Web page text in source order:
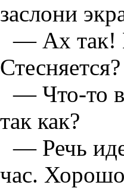
заслони
— Ах так!
Стесняется?
— Что-то
так как?
— Речь
час.